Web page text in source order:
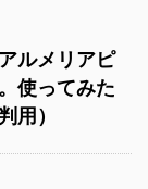
ルメリアピ
使ってみた
用）